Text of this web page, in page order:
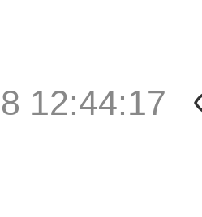
12:44:17